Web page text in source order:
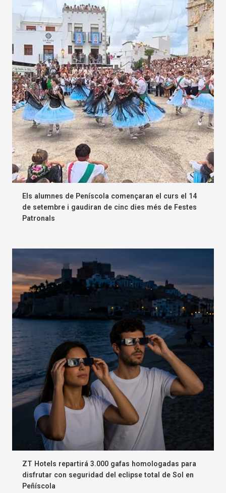
Els alumnes de Peníscola començaran el curs el 14
de setembre i gaudiran de cinc dies més de Festes
Patronals
ZT Hotels repartirá 3.000 gafas homologadas para
disfrutar con seguridad del eclipse total de Sol en
Peñíscola